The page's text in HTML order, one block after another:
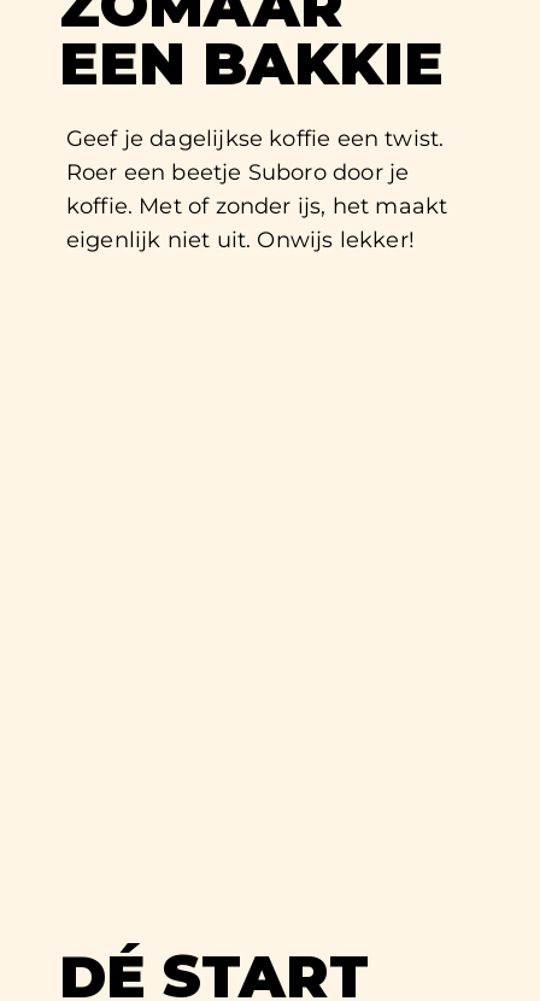
EEN BAKKIE
Geef je dagelijkse koffie een twist.
Roer een beetje Suboro door je
koffie. Met of zonder ijs, het maakt
eigenlijk niet uit. Onwijs lekker!
DÉ START